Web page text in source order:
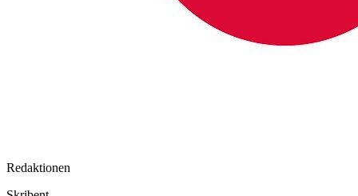
Redaktionen